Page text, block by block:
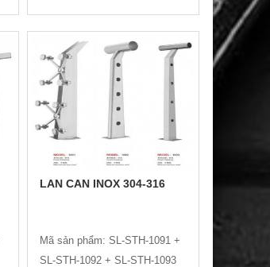
LAN CAN INOX 304-316
Mã sản phẩm: SL-STH-1091 +
SL-STH-1092 + SL-STH-1093